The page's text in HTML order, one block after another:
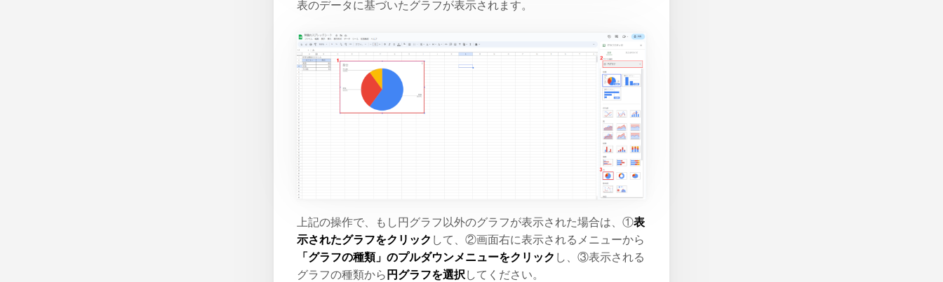
表のデータに基づいたグラフが表示されます。
上記の操作で、もし円グラフ以外のグラフが表示された場合は、①表
示されたグラフをクリック して、②画面右に表示されるメニューから
「グラフの種類」のプルダウンメニューをクリック し、③表示される
グラフの種類から 円グラフを選択 してください。